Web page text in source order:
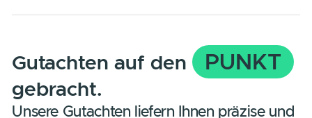
WARUM BRAUCH ICH DAS?